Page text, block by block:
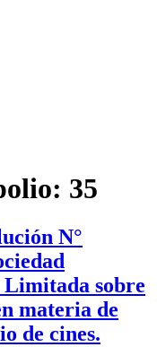
35
N°
sobre
materia de
de cines.